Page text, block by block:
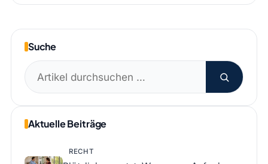
Suche
Suchen
nach:
Aktuelle Beiträge
RECHT